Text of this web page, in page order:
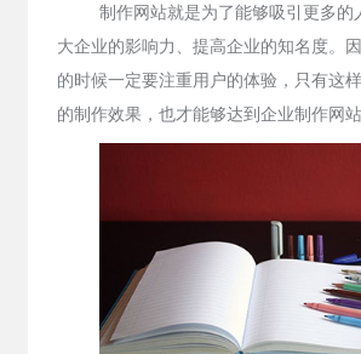
制作网站就是为了能够吸引更多的
大企业的影响力、提高企业的知名度。
的时候一定要注重用户的体验，只有这
的制作效果，也才能够达到企业制作网站